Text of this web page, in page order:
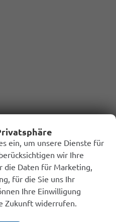
ein, um unsere Dienste für
wir Ihre
die Daten für Marketing,
für die Sie uns Ihr
Ihre Einwilligung
Zukunft widerrufen.